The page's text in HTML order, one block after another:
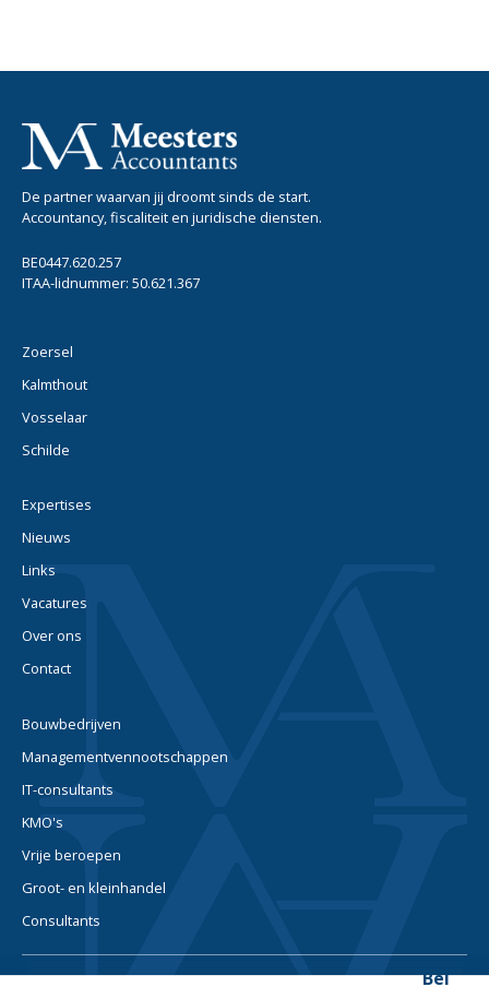
Bel
De partner waarvan jij droomt sinds de start.
Accountancy, fiscaliteit en juridische diensten.
BE0447.620.257
ITAA-lidnummer: 50.621.367
Zoersel
Kalmthout
Vosselaar
Schilde
Expertises
Nieuws
Links
Vacatures
Over ons
Contact
Bouwbedrijven
Managementvennootschappen
IT-consultants
KMO's
Vrije beroepen
Groot- en kleinhandel
Consultants